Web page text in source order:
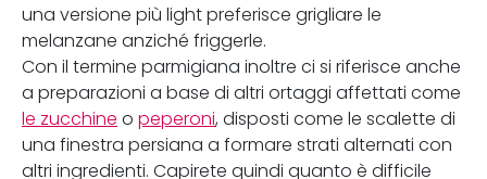
una versione più light preferisce grigliare le
melanzane anziché friggerle.
Con il termine parmigiana inoltre ci si riferisce anche
a preparazioni a base di altri ortaggi affettati come
le zucchine o peperoni, disposti come le scalette di
una finestra persiana a formare strati alternati con
altri ingredienti. Capirete quindi quanto è difficile